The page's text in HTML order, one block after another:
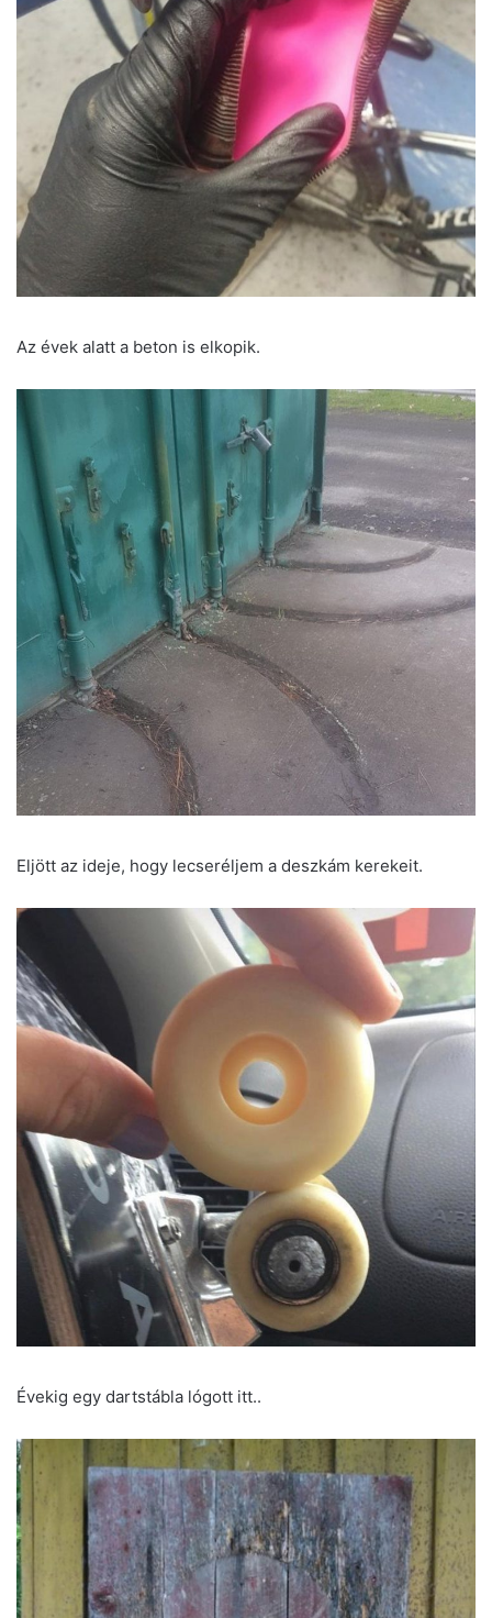
Az évek alatt a beton is elkopik.
Eljött az ideje, hogy lecseréljem a deszkám kerekeit.
Évekig egy dartstábla lógott itt..